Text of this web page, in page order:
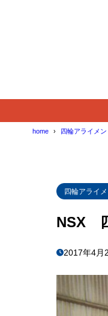
home 四輪アライメン
四輪アライメ
NSX
2017年4月